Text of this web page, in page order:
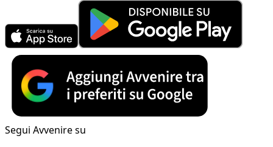
Segui Avvenire su